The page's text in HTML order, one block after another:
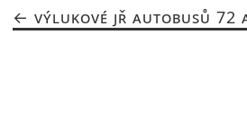
VÝLUKOVÉ JŘ AUTOBUSŮ